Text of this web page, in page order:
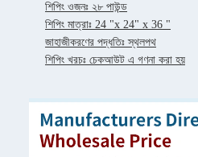
শিপিং ওজনঃ ২৮ পাউন্ড
শিপিং মাত্রাঃ 24 "x 24" x 36 "
জাহাজীকরণের পদ্ধতিঃ স্থলপথ
শিপিং খরচঃ চেকআউট এ গণনা করা হয়